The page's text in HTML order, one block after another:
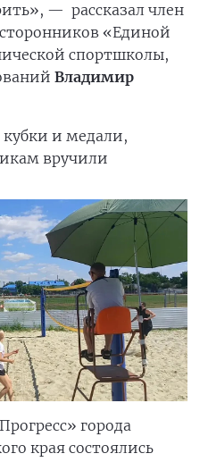
— рассказал член
«Единой
спортшколы,
Владимир
и медали,
вручили
города
края состоялись